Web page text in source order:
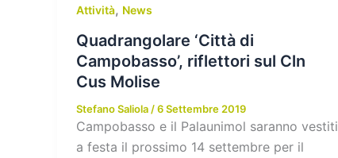
Attività, News
Quadrangolare ‘Città di
Campobasso’, riflettori sul Cln
Cus Molise
Stefano Saliola /6 Settembre 2019
Campobasso e il Palaunimol saranno vestiti
a festa il prossimo 14 settembre per il